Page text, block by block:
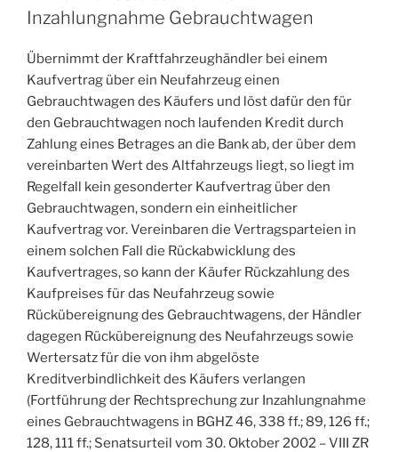
Inzahlungnahme Gebrauchtwagen
Übernimmt der Kraftfahrzeughändler bei einem
Kaufvertrag über ein Neufahrzeug einen
Gebrauchtwagen des Käufers und löst dafür den für
den Gebrauchtwagen noch laufenden Kredit durch
Zahlung eines Betrages an die Bank ab, der über dem
vereinbarten Wert des Altfahrzeugs liegt, so liegt im
Regelfall kein gesonderter Kaufvertrag über den
Gebrauchtwagen, sondern ein einheitlicher
Kaufvertrag vor. Vereinbaren die Vertragsparteien in
einem solchen Fall die Rückabwicklung des
Kaufvertrages, so kann der Käufer Rückzahlung des
Kaufpreises für das Neufahrzeug sowie
Rückübereignung des Gebrauchtwagens, der Händler
dagegen Rückübereignung des Neufahrzeugs sowie
Wertersatz für die von ihm abgelöste
Kreditverbindlichkeit des Käufers verlangen
(Fortführung der Rechtsprechung zur Inzahlungnahme
eines Gebrauchtwagens in BGHZ 46, 338 ff.; 89, 126 ff.;
128, 111 ff.; Senatsurteil vom 30. Oktober 2002 – VIII ZR